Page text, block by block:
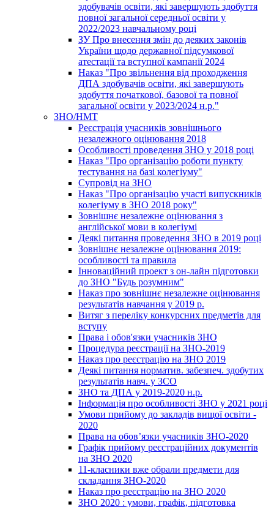
здобувачів освіти, які завершують здобуття
повної загальної середньої освіти у
2022/2023 навчальному році
ЗУ Про внесення змін до деяких законів
України щодо державної підсумкової
атестації та вступної кампанії 2024
Наказ "Про звільнення від проходження
ДПА здобувачів освіти, які завершують
здобуття початкової, базової та повної
загальної освіти у 2023/2024 н.р."
ЗНО/НМТ
Реєстрація учасників зовнішнього
незалежного оцінювання 2018
Особливості проведення ЗНО у 2018 році
Наказ "Про організацію роботи пункту
тестування на базі колегіуму"
Супровід на ЗНО
Наказ "Про організацію участі випускників
колегіуму в ЗНО 2018 року"
Зовнішнє незалежне оцінювання з
англійської мови в колегіумі
Деякі питання проведення ЗНО в 2019 році
Зовнішнє незалежне оцінювання 2019:
особливості та правила
Інноваційний проект з он-лайн підготовки
до ЗНО "Будь розумним"
Наказ про зовнішнє незалежне оцінювання
результатів навчання у 2019 р.
Витяг з переліку конкурсних предметів для
вступу
Права і обов'язки учасників ЗНО
Процедура реєстрації на ЗНО-2019
Наказ про реєстрацію на ЗНО 2019
Деякі питання норматив. забезпеч. здобутих
результатів навч. у ЗСО
ЗНО та ДПА у 2019-2020 н.р.
Інформація про особливості ЗНО у 2021 році
Умови прийому до закладів вищої освіти -
2020
Права на обов’язки учасників ЗНО-2020
Графік прийому реєстраційних документів
на ЗНО 2020
11-класники вже обрали предмети для
складання ЗНО-2020
Наказ про реєстрацію на ЗНО 2020
ЗНО 2020 : умови, графік, підготовка